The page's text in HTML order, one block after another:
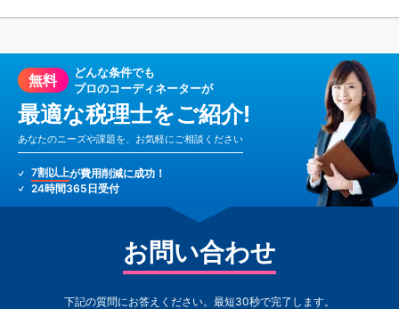
無料
どんな条件でも
プロのコーディネーターが
最適な税理士をご紹介!
あなたのニーズや課題を、お気軽にご相談ください
7割以上が費用削減に成功！
24時間365日受付
お問い合わせ
下記の質問にお答えください。最短30秒で完了します。